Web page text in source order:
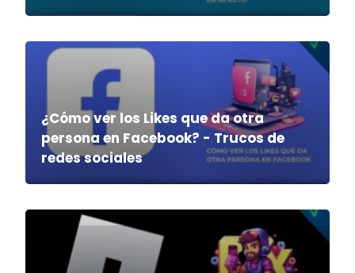
¿Cómo ver los Likes que da otra
persona en Facebook? - Trucos de
redes sociales